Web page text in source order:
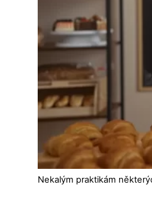
Nekalým praktikám